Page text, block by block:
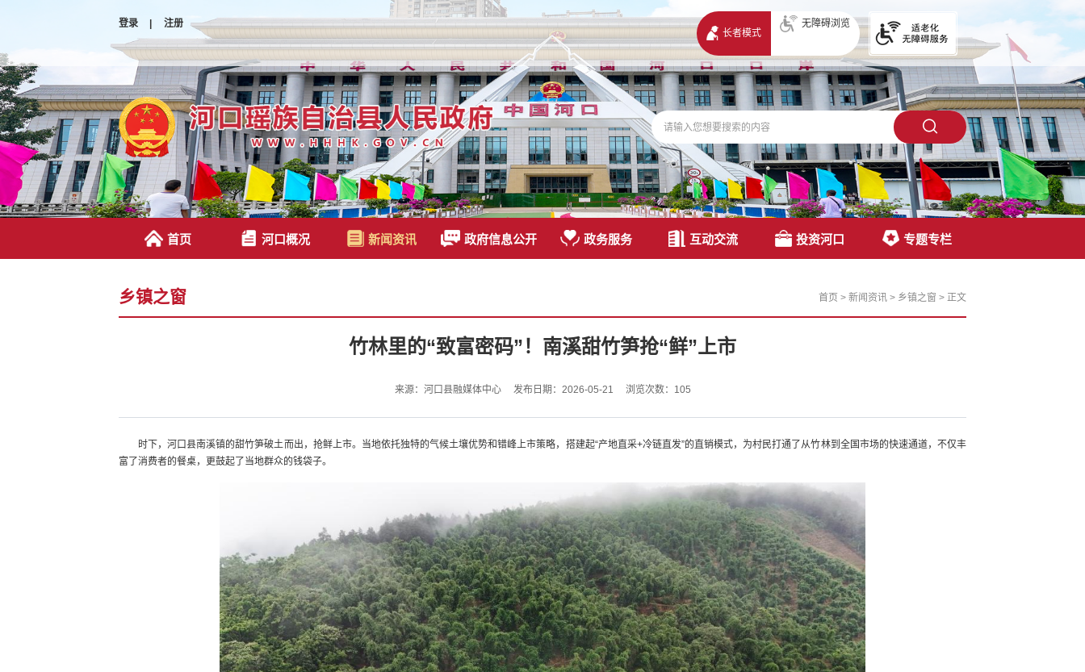
登录 |
注册
长者模式
无障碍浏览
首页 河口概况 新闻资讯 政府信息公开 政务服务 互动交流 投资河口 专题专栏
乡镇之窗 首页 > 新闻资讯 > 乡镇之窗 > 正文
竹林里的“致富密码”！南溪甜竹笋抢“鲜”上市
来源：河口县融媒体中心 发布日期：2026-05-21 浏览次数： 105
时下，河口县南溪镇的甜竹笋破土而出，抢鲜上市。当地依托独特的气候土壤优势和错峰上市策略，搭建起“产地直采+冷链直发”的直销模式，为村民打通了从竹林到全国市场的快速通道，不仅丰
富了消费者的餐桌，更鼓起了当地群众的钱袋子。